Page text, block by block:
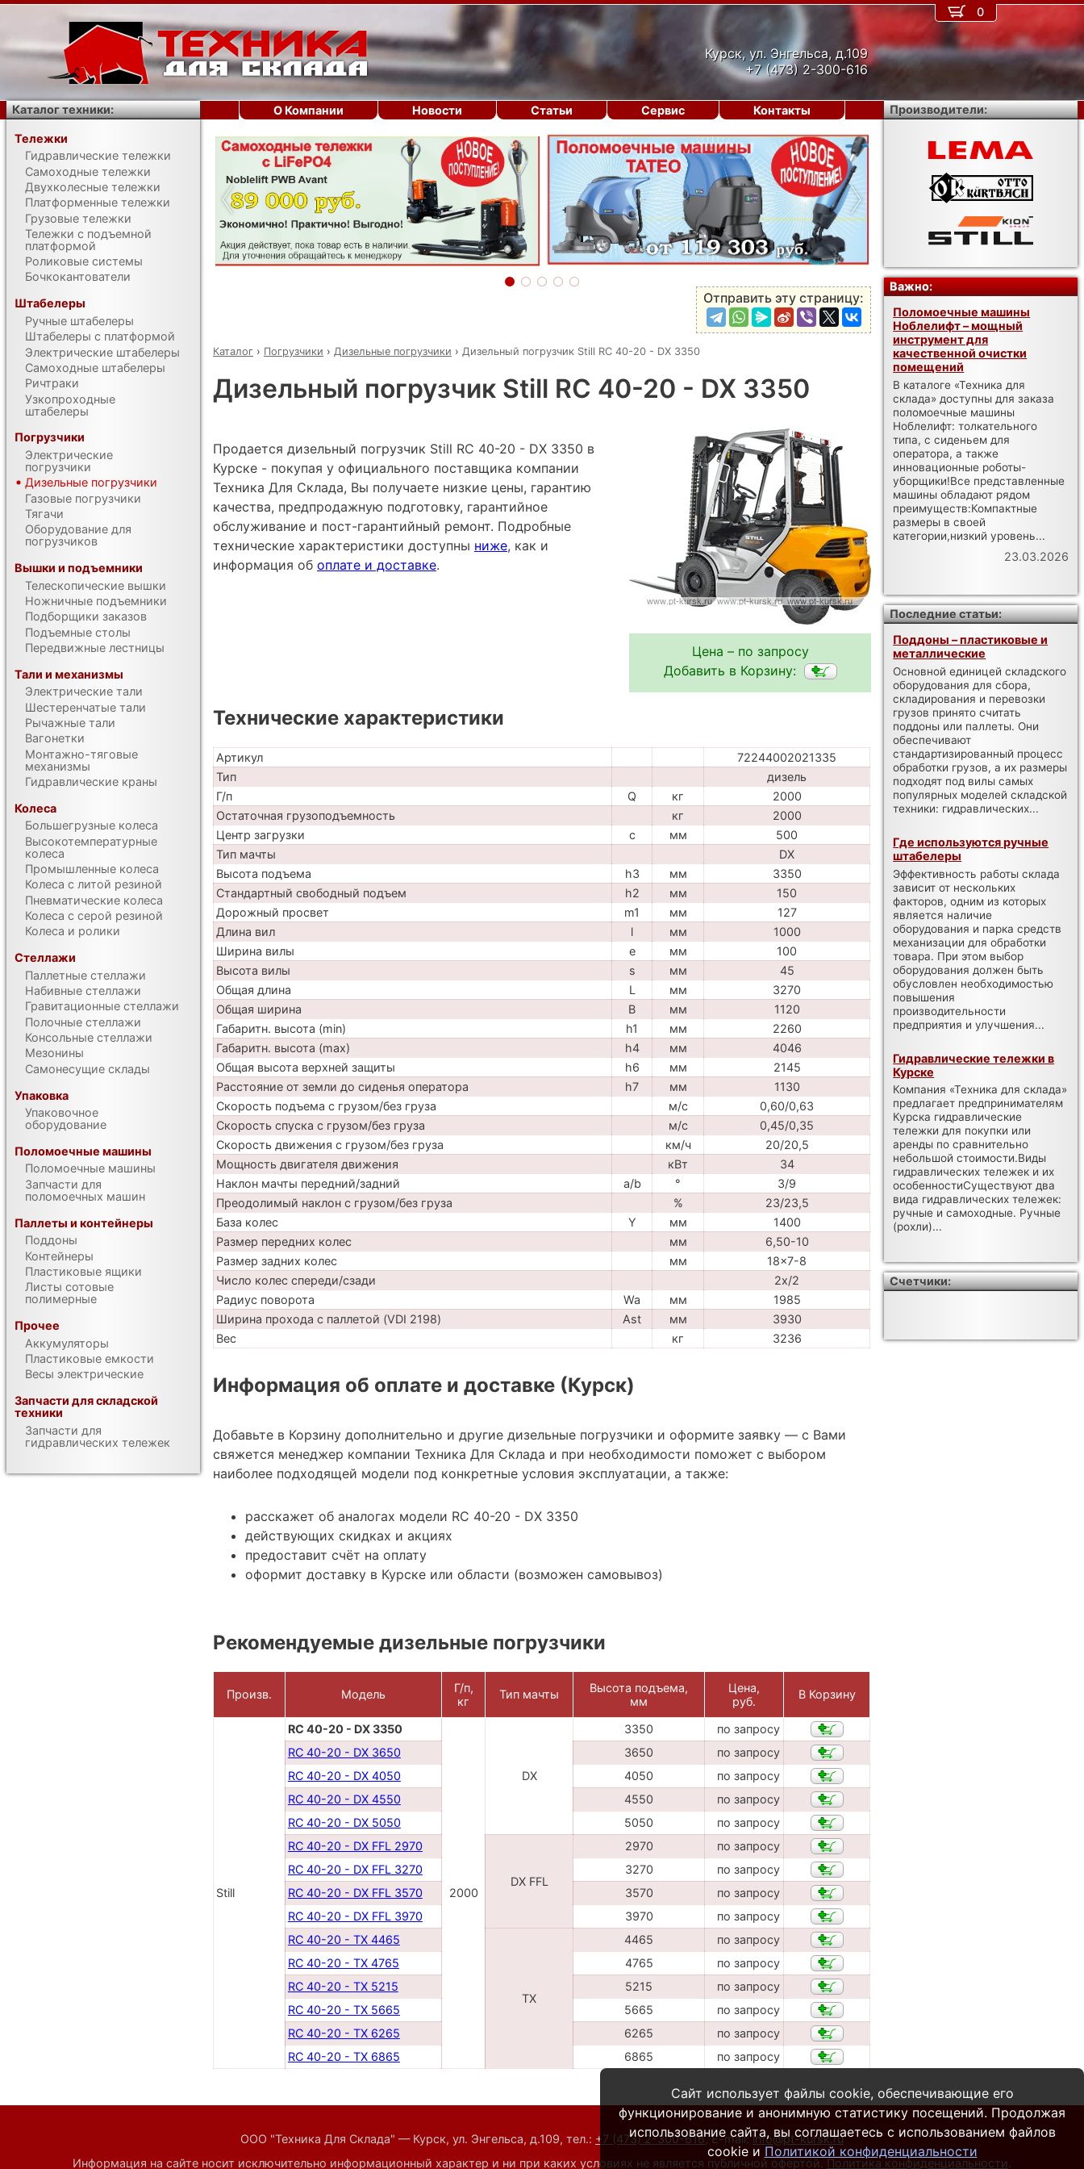
Курск, ул. Энгельса, д.109
+7 (473) 2-300-616
‹ ›
Отправить эту страницу:
Каталог › Погрузчики › Дизельные погрузчики › Дизельный погрузчик Still RC 40-20 - DX 3350
Дизельный погрузчик Still RC 40-20 - DX 3350
Цена – по запросу
Добавить в Корзину:
Продается дизельный погрузчик Still RC 40-20 - DX 3350 в
Курске - покупая у официального поставщика компании
Техника Для Склада, Вы получаете низкие цены, гарантию
качества, предпродажную подготовку, гарантийное
обслуживание и пост-гарантийный ремонт. Подробные
технические характеристики доступны ниже, как и
информация об оплате и доставке.
Технические характеристики
Артикул
72244002021335
Тип
дизель
Г/п
Q кг
2000
Остаточная грузоподъемность
кг
2000
Центр загрузки
c мм
500
Тип мачты
DX
Высота подъема
h3 мм
3350
Стандартный свободный подъем
h2 мм
150
Дорожный просвет
m1 мм
127
Длина вил
l мм
1000
Ширина вилы
e мм
100
Высота вилы
s мм
45
Общая длина
L мм
3270
Общая ширина
B мм
1120
Габаритн. высота (min)
h1 мм
2260
Габаритн. высота (max)
h4 мм
4046
Общая высота верхней защиты
h6 мм
2145
Расстояние от земли до сиденья оператора
h7 мм
1130
Скорость подъема с грузом/без груза
м/с
0,60/0,63
Скорость спуска с грузом/без груза
м/с
0,45/0,35
Скорость движения с грузом/без груза
км/ч
20/20,5
Мощность двигателя движения
кВт
34
Наклон мачты передний/задний
a/b °
3/9
Преодолимый наклон с грузом/без груза
%
23/23,5
База колес
Y мм
1400
Размер передних колес
мм
6,50-10
Размер задних колес
мм
18x7-8
Число колес спереди/сзади
2x/2
Радиус поворота
Wa мм
1985
Ширина прохода с паллетой (VDI 2198)
Ast мм
3930
Вес
кг 3236
Информация об оплате и доставке (Курск)
Добавьте в Корзину дополнительно и другие дизельные погрузчики и оформите заявку — с Вами
свяжется менеджер компании Техника Для Склада и при необходимости поможет с выбором
наиболее подходящей модели под конкретные условия эксплуатации, а также:
расскажет об аналогах модели RC 40-20 - DX 3350
действующих скидках и акциях
предоставит счёт на оплату
оформит доставку в Курске или области (возможен самовывоз)
Рекомендуемые дизельные погрузчики
Произв. Модель
Г/п,
кг
Тип мачты
Высота подъема,
мм
Цена,
руб.
В Корзину
Still
RC 40-20 - DX 3350
2000
DX
3350
по запросу
RC 40-20 - DX 3650
3650
по запросу
RC 40-20 - DX 4050
4050
по запросу
RC 40-20 - DX 4550
4550
по запросу
RC 40-20 - DX 5050
5050
по запросу
RC 40-20 - DX FFL 2970
DX FFL
2970
по запросу
RC 40-20 - DX FFL 3270
3270
по запросу
RC 40-20 - DX FFL 3570
3570
по запросу
RC 40-20 - DX FFL 3970
3970
по запросу
RC 40-20 - TX 4465
TX
4465
по запросу
RC 40-20 - TX 4765
4765
по запросу
RC 40-20 - TX 5215
5215
по запросу
RC 40-20 - TX 5665
5665
по запросу
RC 40-20 - TX 6265
6265
по запросу
RC 40-20 - TX 6865
6865 по запросу
0
О Компании Новости Статьи Сервис Контакты
Каталог техники:
Тележки
Гидравлические тележки
Самоходные тележки
Двухколесные тележки
Платформенные тележки
Грузовые тележки
Тележки с подъемной
платформой
Роликовые системы
Бочкокантователи
Штабелеры
Ручные штабелеры
Штабелеры с платформой
Электрические штабелеры
Самоходные штабелеры
Ричтраки
Узкопроходные
штабелеры
Погрузчики
Электрические
погрузчики
Дизельные погрузчики
Газовые погрузчики
Тягачи
Оборудование для
погрузчиков
Вышки и подъемники
Телескопические вышки
Ножничные подъемники
Подборщики заказов
Подъемные столы
Передвижные лестницы
Тали и механизмы
Электрические тали
Шестеренчатые тали
Рычажные тали
Вагонетки
Монтажно-тяговые
механизмы
Гидравлические краны
Колеса
Большегрузные колеса
Высокотемпературные
колеса
Промышленные колеса
Колеса с литой резиной
Пневматические колеса
Колеса с серой резиной
Колеса и ролики
Стеллажи
Паллетные стеллажи
Набивные стеллажи
Гравитационные стеллажи
Полочные стеллажи
Консольные стеллажи
Мезонины
Самонесущие склады
Упаковка
Упаковочное
оборудование
Поломоечные машины
Поломоечные машины
Запчасти для
поломоечных машин
Паллеты и контейнеры
Поддоны
Контейнеры
Пластиковые ящики
Листы сотовые
полимерные
Прочее
Аккумуляторы
Пластиковые емкости
Весы электрические
Запчасти для складской
техники
Запчасти для
гидравлических тележек
Производители:
Важно:
Поломоечные машины
Ноблелифт – мощный
инструмент для
качественной очистки
помещений
В каталоге «Техника для
склада» доступны для заказа
поломоечные машины
Ноблелифт: толкательного
типа, с сиденьем для
оператора, а также
инновационные роботы-
уборщики!Все представленные
машины обладают рядом
преимуществ:Компактные
размеры в своей
категории,низкий уровень...
23.03.2026
Последние статьи:
Поддоны – пластиковые и
металлические
Основной единицей складского
оборудования для сбора,
складирования и перевозки
грузов принято считать
поддоны или паллеты. Они
обеспечивают
стандартизированный процесс
обработки грузов, а их размеры
подходят под вилы самых
популярных моделей складской
техники: гидравлических...
Где используются ручные
штабелеры
Эффективность работы склада
зависит от нескольких
факторов, одним из которых
является наличие
оборудования и парка средств
механизации для обработки
товара. При этом выбор
оборудования должен быть
обусловлен необходимостью
повышения
производительности
предприятия и улучшения...
Гидравлические тележки в
Курске
Компания «Техника для склада»
предлагает предпринимателям
Курска гидравлические
тележки для покупки или
аренды по сравнительно
небольшой стоимости.Виды
гидравлических тележек и их
особенностиСуществуют два
вида гидравлических тележек:
ручные и самоходные. Ручные
(рохли)...
Счетчики:
ООО "Техника Для Склада" — Курск, ул. Энгельса, д.109, тел.: +7 (473) 2-300-616,E-mail:info@pt-kursk.ru
Информация на сайте носит исключительно информационный характер и ни при каких условиях не является публичной офертой. Политика конфиденциальности.
Сайт использует файлы cookie, обеспечивающие его
функционирование и анонимную статистику посещений. Продолжая
использование сайта, вы соглашаетесь с использованием файлов
cookie и Политикой конфиденциальности